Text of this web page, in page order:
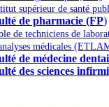
supérieur de santé
de pharmacie (FP)
de techniciens de
médicales
de médecine
des sciences